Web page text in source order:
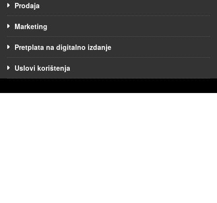
Prodaja
Marketing
Pretplata na digitalno izdanje
Uslovi korištenja